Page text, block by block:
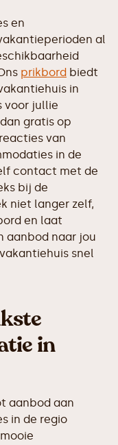
en
al
prikbord biedt
in
voor jullie
gratis op
van
in de
contact met de
bij de
niet langer zelf,
en laat
aanbod naar jou
snel
in
aanbod aan
in de regio